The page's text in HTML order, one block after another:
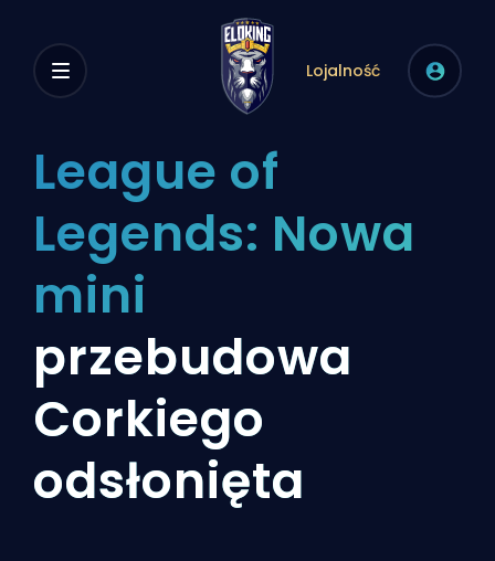
Lojalność
League of
Legends: Nowa
mini
przebudowa
Corkiego
odsłonięta